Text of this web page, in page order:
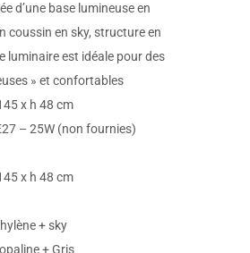
d’une base lumineuse en
coussin en sky, structure en
luminaire est idéale pour des
» et confortables
x h 48 cm
– 25W (non fournies)
x h 48 cm
+ sky
+ Gris